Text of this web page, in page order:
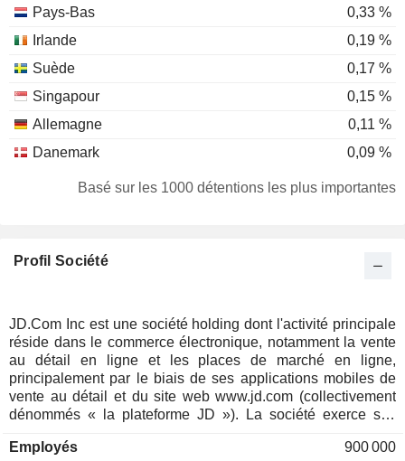
Pays-Bas
0,33 %
Irlande
0,19 %
Suède
0,17 %
Singapour
0,15 %
Allemagne
0,11 %
Danemark
0,09 %
Espagne
0,08 %
Afrique du Sud
0,06 %
Suisse
0,04 %
Porto Rico
0,03 %
Italie
0,03 %
Bermudes
0,02 %
Basé sur les 1000 détentions les plus importantes
Profil Société
JD.Com Inc est une société holding dont l'activité principale
réside dans le commerce électronique, notamment la vente
au détail en ligne et les places de marché en ligne,
principalement par le biais de ses applications mobiles de
vente au détail et du site web www.jd.com (collectivement
dénommés « la plateforme JD »). La société exerce ses
comprend JD Health et JD Industrials, se consacre
Employés 900 000